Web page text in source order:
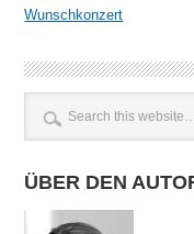
Wunschkonzert
ÜBER DEN